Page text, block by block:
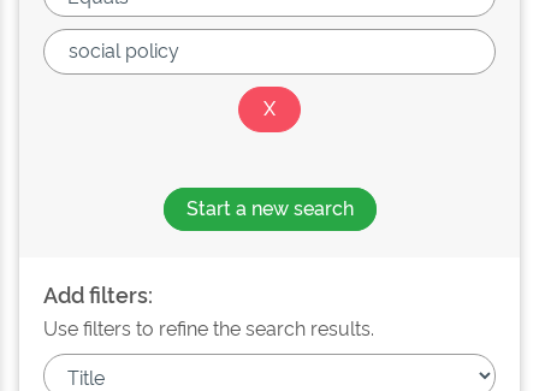
Start a new search
Add filters:
Use filters to refine the search results.